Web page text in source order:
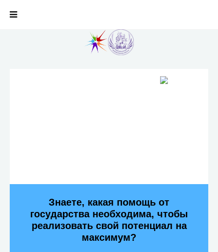
Знаете, какая помощь от
государства необходима, чтобы
реализовать свой потенциал на
максимум?